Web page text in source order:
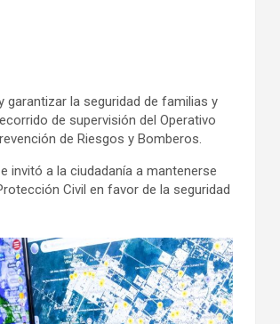
garantizar la seguridad de familias y
de supervisión del Operativo
de Riesgos y Bomberos.
invitó a la ciudadanía a mantenerse
Civil en favor de la seguridad